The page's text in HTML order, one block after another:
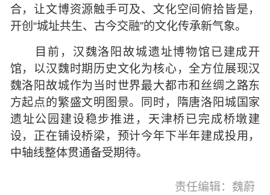
合，让文博资源触手可及、文化空间俯拾皆是，
开创“城址共生、古今交融”的文化传承新气象。
目前，汉魏洛阳故城遗址博物馆已建成开
馆，以汉魏时期历史文化为核心，全方位展现汉
魏洛阳故城作为当时世界最大都市和丝绸之路东
方起点的繁盛文明图景。同时，隋唐洛阳城国家
遗址公园建设稳步推进，天津桥已完成桥墩建
设，正在铺设桥梁，预计今年下半年建成投用，
中轴线整体贯通备受期待。
责任编辑：魏蔚